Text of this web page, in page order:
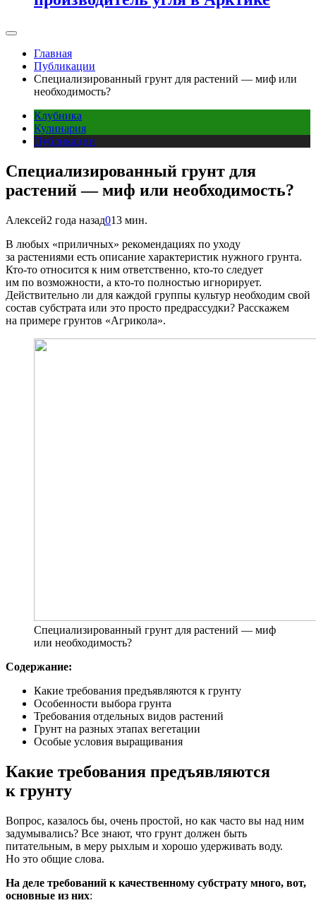
Главная
Публикации
Специализированный грунт для растений — миф или
необходимость?
Клубника
Кулинария
Публикации
Специализированный грунт для
растений — миф или необходимость?
Алексей2 года назад013 мин.
В любых «приличных» рекомендациях по уходу
за растениями есть описание характеристик нужного грунта.
Кто-то относится к ним ответственно, кто-то следует
им по возможности, а кто-то полностью игнорирует.
Действительно ли для каждой группы культур необходим свой
состав субстрата или это просто предрассудки? Расскажем
на примере грунтов «Агрикола».
Специализированный грунт для растений — миф
или необходимость?
Содержание:
Какие требования предъявляются к грунту
Особенности выбора грунта
Требования отдельных видов растений
Грунт на разных этапах вегетации
Особые условия выращивания
Какие требования предъявляются
к грунту
Вопрос, казалось бы, очень простой, но как часто вы над ним
задумывались? Все знают, что грунт должен быть
питательным, в меру рыхлым и хорошо удерживать воду.
Но это общие слова.
На деле требований к качественному субстрату много, вот,
основные из них: